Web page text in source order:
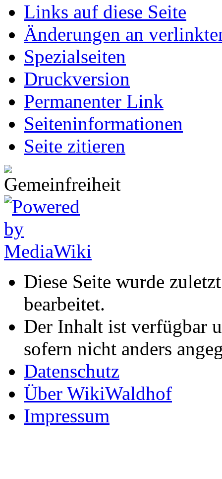
Links auf diese Seite
Änderungen an
Spezialseiten
Druckversion
Permanenter Link
Seiten­informationen
Seite zitieren
Diese Seite wurde
bearbeitet.
Der Inhalt ist verfügbar
sofern nicht anders
Datenschutz
Über WikiWaldhof
Impressum